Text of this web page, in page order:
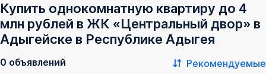
Купить однокомнатную квартиру до 4
млн рублей в ЖК «Центральный двор» в
Адыгейске в Республике Адыгея
0 объявлений Рекомендуемые